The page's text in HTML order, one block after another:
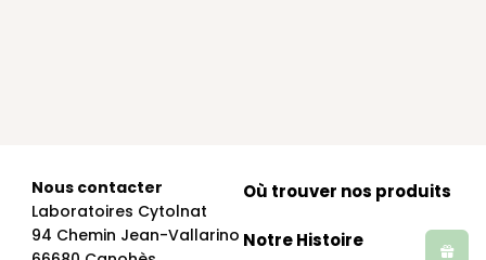
Nous contacter
Laboratoires Cytolnat
94 Chemin Jean-Vallarino
Où trouver nos produits
Notre Histoire